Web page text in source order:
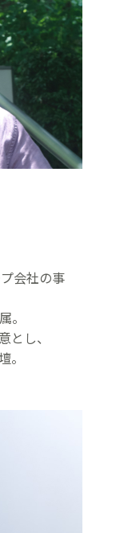
会社の事
。
し、
。